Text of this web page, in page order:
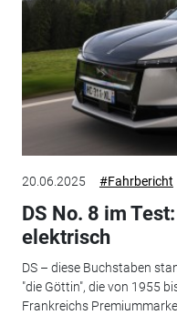
20.06.2025 #Fahrbericht
DS No. 8 im
elektrisch
DS – diese Buchstaben
"die Göttin", die von 1955
Frankreichs